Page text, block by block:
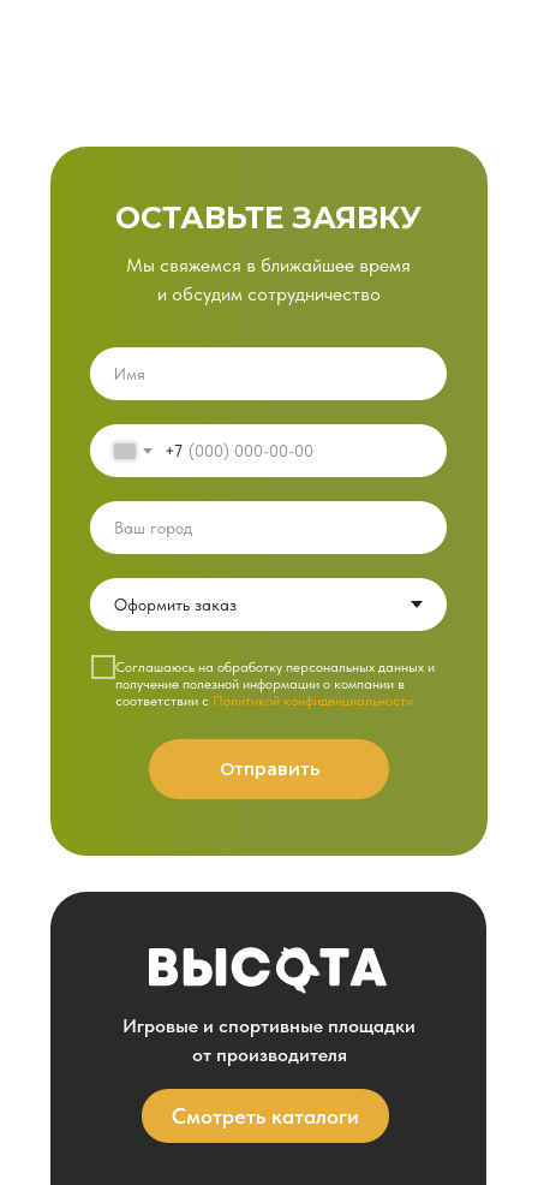
ОСТАВЬТЕ ЗАЯВКУ
Мы свяжемся в ближайшее время
и обсудим сотрудничество
+7
Cоглашаюсь на обработку персональных данных и
получение полезной информации о компании в
соответствии с Политикой конфиденциальности
Отправить
Смотреть каталоги
Игровые и спортивные площадки
от производителя